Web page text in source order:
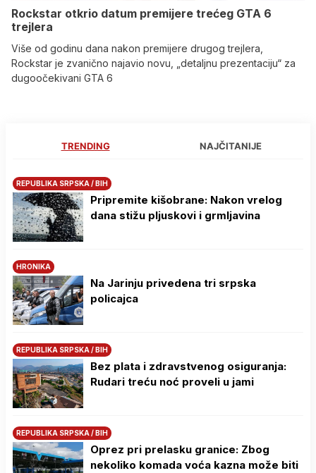
Rockstar otkrio datum premijere trećeg GTA 6
trejlera
Više od godinu dana nakon premijere drugog trejlera,
Rockstar je zvanično najavio novu, „detaljnu prezentaciju“ za
dugoočekivani GTA 6
TRENDING NAJČITANIJE
REPUBLIKA SRPSKA / BIH
Pripremite kišobrane: Nakon vrelog
dana stižu pljuskovi i grmljavina
HRONIKA
Na Јarinju privedena tri srpska
policajca
REPUBLIKA SRPSKA / BIH
Bez plata i zdravstvenog osiguranja:
Rudari treću noć proveli u jami
REPUBLIKA SRPSKA / BIH
Oprez pri prelasku granice: Zbog
nekoliko komada voća kazna može biti